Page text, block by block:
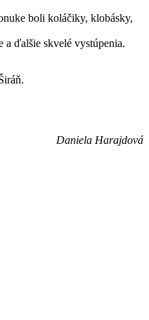
boli koláčiky, klobásky,
ďalšie skvelé vystúpenia.
Daniela Harajdová